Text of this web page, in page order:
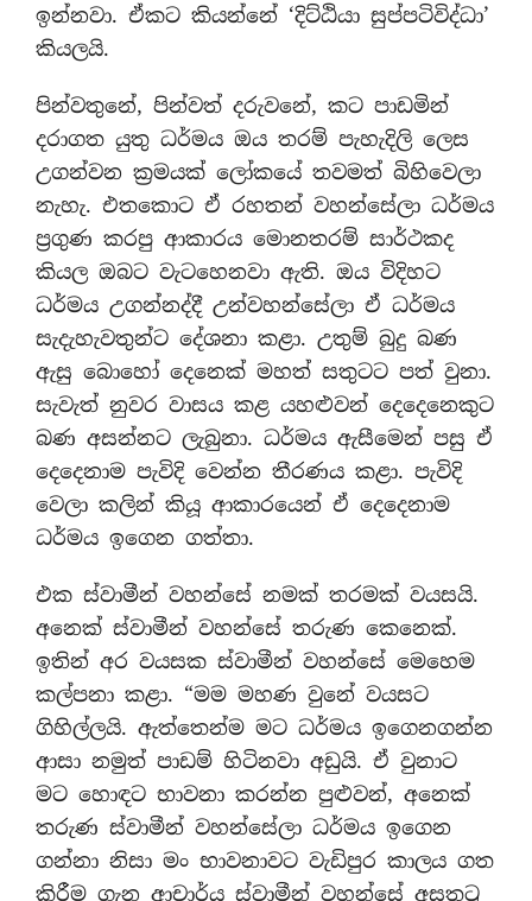
ඉන්නවා. ඒකට කියන්නේ ‘දිට්ඨියා සුප්පටිවිද්ධා’
කියලයි.
පින්වතුනේ, පින්වත් දරුවනේ, කට පාඩමින්
දරාගත යුතු ධර්මය ඔය තරම් පැහැදිලි ලෙස
උගන්වන ක්‍රමයක් ලෝකයේ තවමත් බිහිවෙලා
නැහැ. එතකොට ඒ රහතන් වහන්සේලා ධර්මය
ප්‍රගුණ කරපු ආකාරය මොනතරම් සාර්ථකද
කියල ඔබට වැටහෙනවා ඇති. ඔය විදිහට
ධර්මය උගන්නද්දී උන්වහන්සේලා ඒ ධර්මය
සැදැහැවතුන්ට දේශනා කළා. උතුම් බුදු බණ
ඇසු බොහෝ දෙනෙක් මහත් සතුටට පත් වුනා.
සැවැත් නුවර වාසය කළ යහළුවන් දෙදෙනෙකුට
බණ අසන්නට ලැබුනා. ධර්මය ඇසීමෙන් පසු ඒ
දෙදෙනාම පැවිදි වෙන්න තීරණය කළා. පැවිදි
වෙලා කලින් කියූ ආකාරයෙන් ඒ දෙදෙනාම
ධර්මය ඉගෙන ගත්තා.
එක ස්වාමීන් වහන්සේ නමක් තරමක් වයසයි.
අනෙක් ස්වාමීන් වහන්සේ තරුණ කෙනෙක්.
ඉතින් අර වයසක ස්වාමීන් වහන්සේ මෙහෙම
කල්පනා කළා. “මම මහණ වුනේ වයසට
ගිහිල්ලයි. ඇත්තෙන්ම මට ධර්මය ඉගෙනගන්න
ආසා නමුත් පාඩම් හිටිනවා අඩුයි. ඒ වුනාට
මට හොඳට භාවනා කරන්න පුළුවන්, අනෙක්
තරුණ ස්වාමීන් වහන්සේලා ධර්මය ඉගෙන
ගන්නා නිසා මං භාවනාවට වැඩිපුර කාලය ගත
කිරීම ගැන ආචාර්ය ස්වාමීන් වහන්සේ අසතුටු